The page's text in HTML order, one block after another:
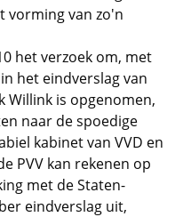
vorming van zo'n
het verzoek om, met
het eindverslag van
Willink is opgenomen,
naar de spoedige
kabinet van VVD en
PVV kan rekenen op
met de Staten-
eindverslag uit,